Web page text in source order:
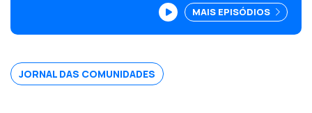
oposição. Presidente da República
insiste na defesa do voto digital. Edição
Isabel Gaspar Dias
MAIS EPISÓDIOS
JORNAL DAS COMUNIDADES